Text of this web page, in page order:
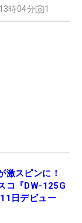
時04分 1
激スピンに！
コ『DW-125G
日デビュー